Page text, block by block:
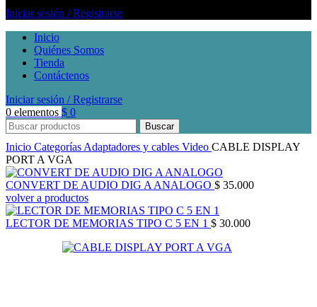
Iniciar sesión / Registrarse
Inicio
Quiénes Somos
Tienda
Contáctenos
Iniciar sesión / Registrarse
0 elementos $ 0
Buscar
Inicio Categorías Adaptadores y cables Video CABLE DISPLAY
PORT A VGA
CONVERT DE AUDIO DIG A ANALOGO $ 35.000
volver a productos
LECTOR DE MEMORIAS TIPO C 5 EN 1 $ 30.000